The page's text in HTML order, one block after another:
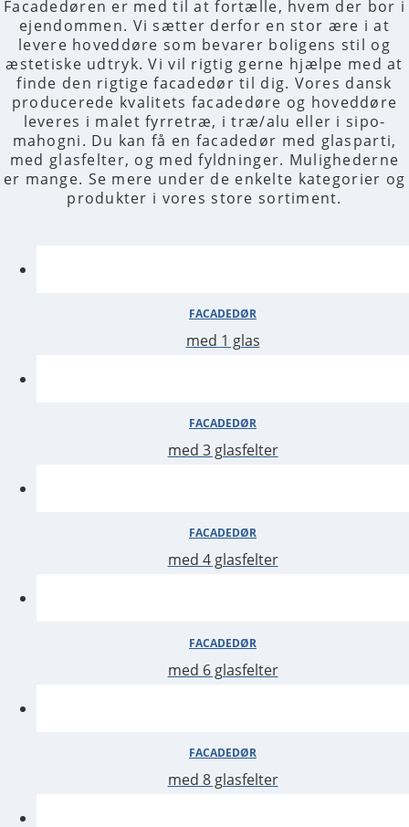
Facadedøren er med til at fortælle, hvem der bor i
ejendommen. Vi sætter derfor en stor ære i at
levere hoveddøre som bevarer boligens stil og
æstetiske udtryk. Vi vil rigtig gerne hjælpe med at
finde den rigtige facadedør til dig. Vores dansk
producerede kvalitets facadedøre og hoveddøre
leveres i malet fyrretræ, i træ/alu eller i sipo-
mahogni. Du kan få en facadedør med glasparti,
med glasfelter, og med fyldninger. Mulighederne
er mange. Se mere under de enkelte kategorier og
produkter i vores store sortiment.
FACADEDØR
med 1 glas
med 3 glasfelter
med 4 glasfelter
med 6 glasfelter
med 8 glasfelter